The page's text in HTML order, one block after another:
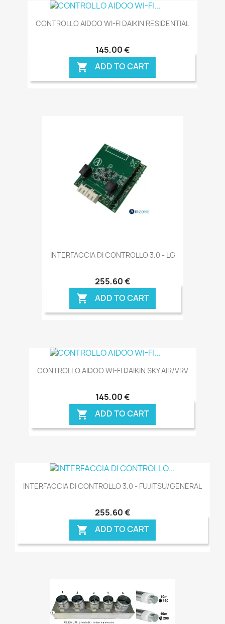
CONTROLLO AIDOO WI-FI DAIKIN RESIDENTIAL
145,00 €
 ADD TO CART
INTERFACCIA DI CONTROLLO 3.0 - LG
255,60 €
 ADD TO CART
CONTROLLO AIDOO WI-FI DAIKIN SKY AIR/VRV
145,00 €
 ADD TO CART
INTERFACCIA DI CONTROLLO 3.0 - FUJITSU/GENERAL
255,60 €
 ADD TO CART